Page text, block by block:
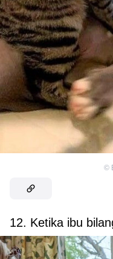
©
12. Ketika ibu